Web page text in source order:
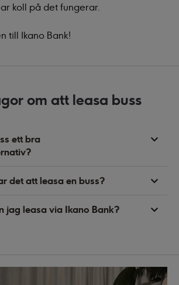
koll på det fungerar.
till Ikano Bank!
om att leasa buss
ett bra
det att leasa en buss?
jag leasa via Ikano Bank?